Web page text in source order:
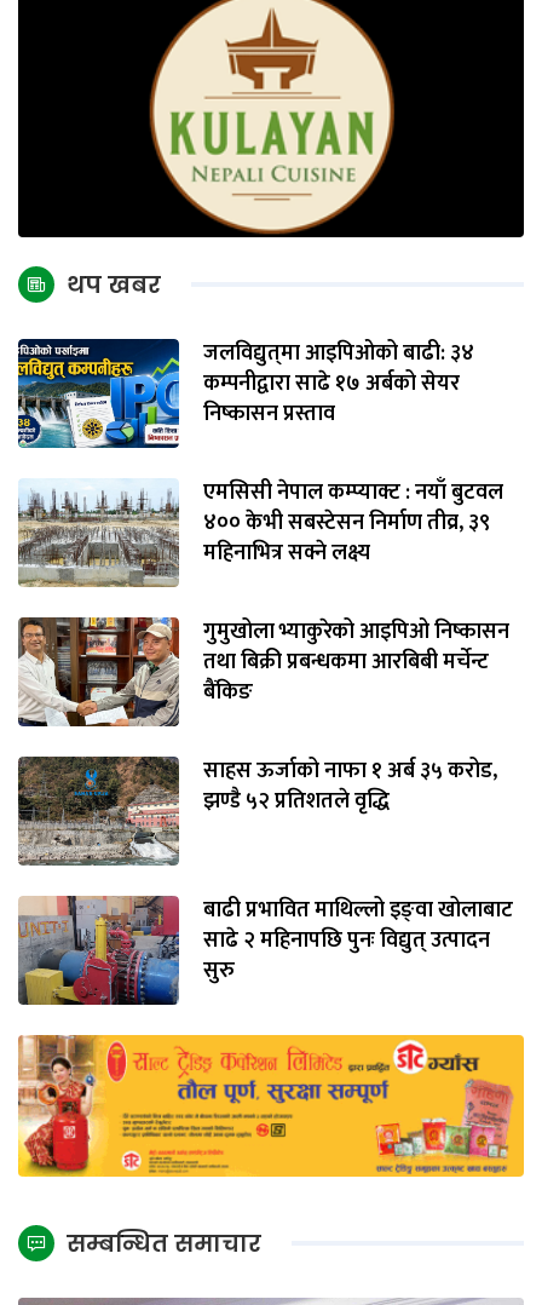
थप खबर
जलविद्युत्‌मा आइपिओको बाढी: ३४
कम्पनीद्वारा साढे १७ अर्बको सेयर
निष्कासन प्रस्ताव
एमसिसी नेपाल कम्प्याक्ट : नयाँ बुटवल
४०० केभी सबस्टेसन निर्माण तीव्र, ३९
महिनाभित्र सक्ने लक्ष्य
गुमुखोला भ्याकुरेको आइपिओ निष्कासन
तथा बिक्री प्रबन्धकमा आरबिबी मर्चेन्ट
बैंकिङ
साहस ऊर्जाको नाफा १ अर्ब ३५ करोड,
झण्डै ५२ प्रतिशतले वृद्धि
बाढी प्रभावित माथिल्लो इङ्‌वा खोलाबाट
साढे २ महिनापछि पुनः विद्युत् उत्पादन
सुरु
सम्बन्धित समाचार